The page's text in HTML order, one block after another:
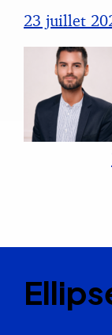
23 juillet